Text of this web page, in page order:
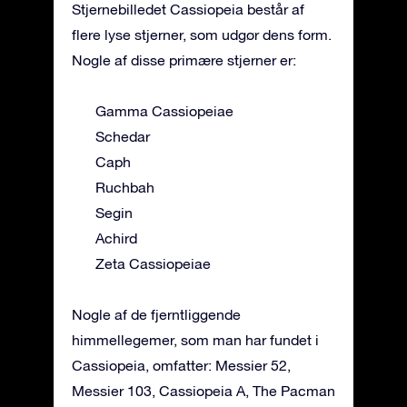
Stjernebilledet Cassiopeia består af
flere lyse stjerner, som udgør dens form.
Nogle af disse primære stjerner er:
Gamma Cassiopeiae
Schedar
Caph
Ruchbah
Segin
Achird
Zeta Cassiopeiae
Nogle af de fjerntliggende
himmellegemer, som man har fundet i
Cassiopeia, omfatter: Messier 52,
Messier 103, Cassiopeia A, The Pacman